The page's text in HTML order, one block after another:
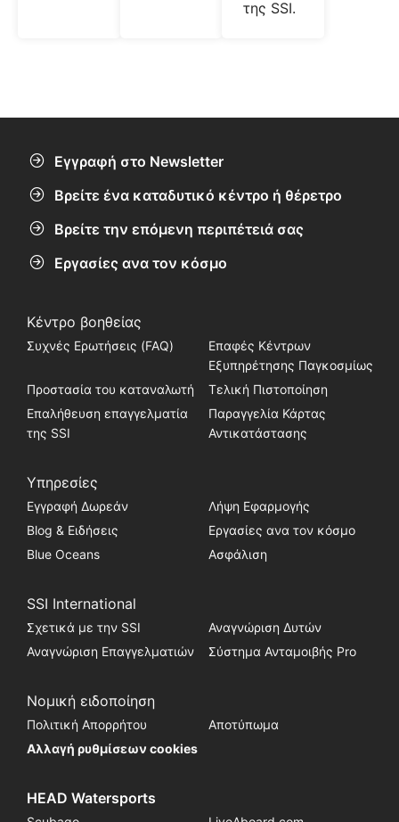
της SSI.
Εγγραφή στο Newsletter
Βρείτε ένα καταδυτικό κέντρο ή θέρετρο
Βρείτε την επόμενη περιπέτειά σας
Εργασίες ανα τον κόσμο
Κέντρο βοηθείας
Συχνές Ερωτήσεις (FAQ)
Επαφές Κέντρων
Εξυπηρέτησης Παγκοσμίως
Προστασία του καταναλωτή
Τελική Πιστοποίηση
Επαλήθευση επαγγελματία
της SSI
Παραγγελία Κάρτας
Αντικατάστασης
Υπηρεσίες
Εγγραφή Δωρεάν
Λήψη Εφαρμογής
Blog & Ειδήσεις
Εργασίες ανα τον κόσμο
Blue Oceans
Ασφάλιση
SSI International
Σχετικά με την SSI
Αναγνώριση Δυτών
Αναγνώριση Επαγγελματιών
Σύστημα Ανταμοιβής Pro
Νομική ειδοποίηση
Πολιτική Απορρήτου
Αποτύπωμα
Αλλαγή ρυθμίσεων cookies
HEAD Watersports